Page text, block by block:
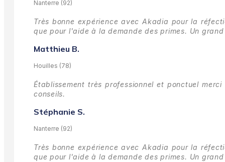
Nanterre (92)
Très bonne expérience avec Akadia pour la
que pour l'aide à la demande des primes. Un
Matthieu B.
Houilles (78)
Établissement très professionnel et ponctuel
conseils.
Stéphanie S.
Nanterre (92)
Très bonne expérience avec Akadia pour la
que pour l'aide à la demande des primes. Un